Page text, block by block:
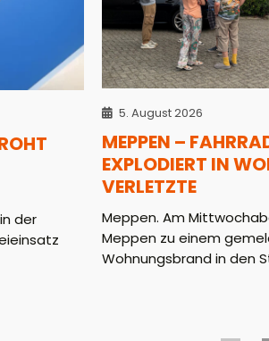
der
5. August 2026
MEPPEN –
EXPLODIERT IN
VERLETZTE
Meppen. Am
Meppen zu einem
Wohnungsbrand in den